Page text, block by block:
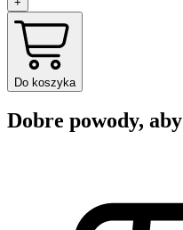
Do koszyka
Dobre powody,